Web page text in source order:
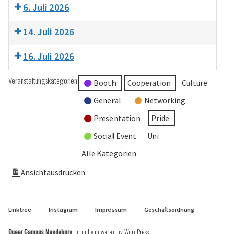
6. Juli 2026
14. Juli 2026
16. Juli 2026
Veranstaltungskategorien Booth Cooperation
Culture
General
Networking
Presentation
Pride
Social Event
Uni
Alle Kategorien
Ansichtausdrucken
Linktree Instagram Impressum Geschäftsordnung
Queer Campus Magdeburg, proudly powered by WordPress.